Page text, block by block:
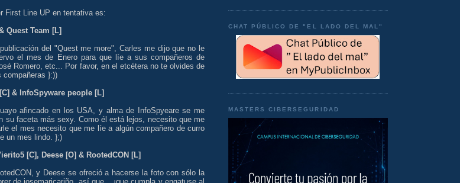
First Line UP en tentativa es:
Quest Team [L]
del "Quest me more", Carles me dijo que no le
el mes de Enero para que líe a sus compañeros de
Romero, etc... Por favor, en el etcétera no te olvides de
compañeras }:))
& InfoSpyware people [L]
afincado en los USA, y alma de InfoSpyeare se me
su faceta más sexy. Como él está lejos, necesito que me
el mes necesito que me líe a algún compañero de curro
un mes lindo. };)
[C], Deese [O] & RootedCON [L]
y Deese se ofreció a hacerse la foto con sólo la
CHAT PÚBLICO DE "EL LADO DEL MAL"
MASTERS CIBERSEGURIDAD